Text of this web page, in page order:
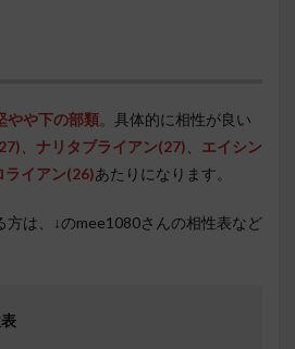
やや下の部類。具体的に相性が良い
ナリタブライアン(27)
エイシン
ライアン(26)あたりになります。
方は、↓のmee1080さんの相性表など